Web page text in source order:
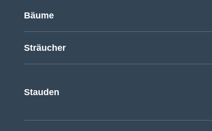
Bäume
Sträucher
Stauden